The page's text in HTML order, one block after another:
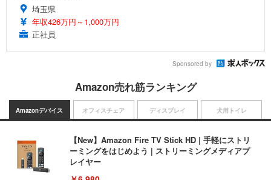
埼玉県
年収426万円～1,000万円
正社員
Sponsored by
Amazon売れ筋ランキング
Amazonデバイス
【New】Amazon Fire TV Stick HD | 手軽にストリ
ーミングをはじめよう | ストリーミングメディアプ
レイヤー
オフィスチェア ディスプレイ 犬用トイレ